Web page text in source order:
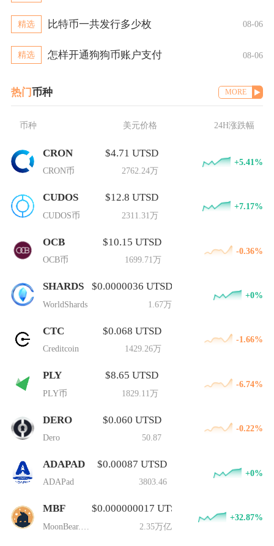
精选 比特币一共发行多少枚 08-06
精选 怎样开通狗狗币账户支付 08-06
热门币种 MORE
币种 美元价格 24H涨跌幅
CRON
CRON币
$4.71 UTSD
2762.24万
+5.41%
CUDOS
CUDOS币
$12.8 UTSD
2311.31万
+7.17%
OCB
OCB币
$10.15 UTSD
1699.71万
-0.36%
SHARDS
WorldShards
$0.0000036 UTSD
1.67万
+0%
CTC
Creditcoin
$0.068 UTSD
1429.26万
-1.66%
PLY
PLY币
$8.65 UTSD
1829.11万
-6.74%
DERO
Dero
$0.060 UTSD
50.87
-0.22%
ADAPAD
ADAPad
$0.00087 UTSD
3803.46
+0%
MBF $0.000000017 UTSD
2.35万亿
+32.87%